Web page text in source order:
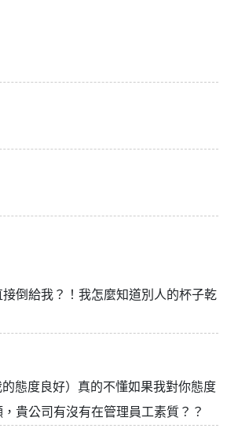
倒給我？！我怎麼知道別人的杯子乾
態度良好）真的不懂如果我對你態度
貴公司有沒有在管理員工素質？？